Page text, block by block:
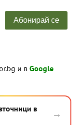
и в Google
в
→